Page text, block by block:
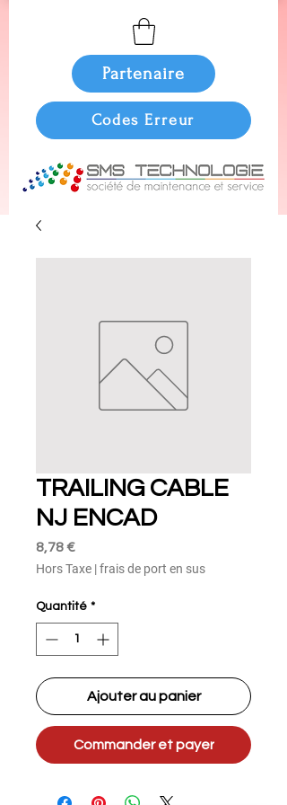
Partenaire
Codes Erreur
TRAILING CABLE
NJ ENCAD
8,78 €Prix
Hors Taxe |frais de port en sus
Quantité *
Ajouter au panier
Commander et payer